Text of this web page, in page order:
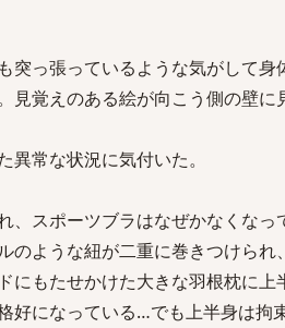
突っ張っているような気がして
覚えのある絵が向こう側の壁に
常な状況に気付いた。
、スポーツブラはなぜかなくな
のような紐が二重に巻きつけら
にもたせかけた大きな羽根枕に
好になっている…でも上半身は拘